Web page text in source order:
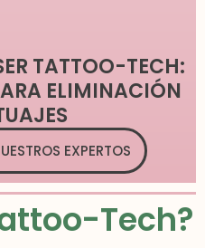
TATTOO-TECH:
ELIMINACIÓN
EXPERTOS
Tech?